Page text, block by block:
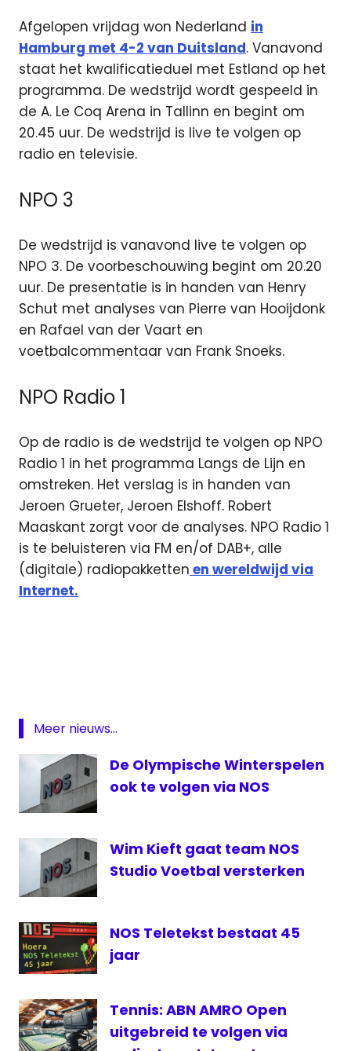
Afgelopen vrijdag won Nederland in
Hamburg met 4-2 van Duitsland. Vanavond
staat het kwalificatieduel met Estland op het
programma. De wedstrijd wordt gespeeld in
de A. Le Coq Arena in Tallinn en begint om
20.45 uur. De wedstrijd is live te volgen op
radio en televisie.
NPO 3
De wedstrijd is vanavond live te volgen op
NPO 3. De voorbeschouwing begint om 20.20
uur. De presentatie is in handen van Henry
Schut met analyses van Pierre van Hooijdonk
en Rafael van der Vaart en
voetbalcommentaar van Frank Snoeks.
NPO Radio 1
Op de radio is de wedstrijd te volgen op NPO
Radio 1 in het programma Langs de Lijn en
omstreken. Het verslag is in handen van
Jeroen Grueter, Jeroen Elshoff. Robert
Maaskant zorgt voor de analyses. NPO Radio 1
is te beluisteren via FM en/of DAB+, alle
(digitale) radiopakketten en wereldwijd via
Internet.
Nederland
Langs
Lijn
live
Nederland
livestream
Oranje
NPO
3
livestream
radio
1
Meer nieuws...
De Olympische Winterspelen
ook te volgen via NOS
Wim Kieft gaat team NOS
Studio Voetbal versterken
NOS Teletekst bestaat 45
jaar
Tennis: ABN AMRO Open
uitgebreid te volgen via